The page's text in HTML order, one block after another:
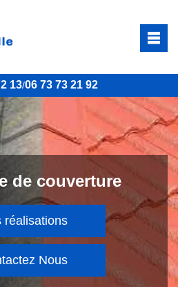
13/06 73 73 21 92
de couverture
réalisations
Nous